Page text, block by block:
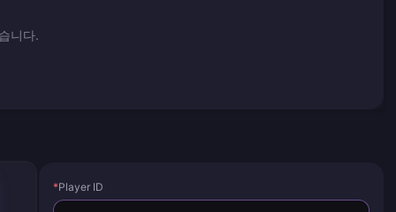
니다.
*Player ID